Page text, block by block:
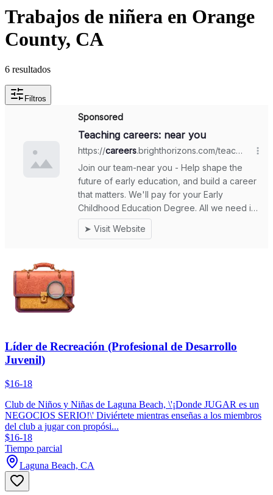
Trabajos de niñera en Orange
County, CA
6 resultados
Filtros
Líder de Recreación (Profesional de Desarrollo
Juvenil)
$16-18
Club de Niños y Niñas de Laguna Beach, \'¡Donde JUGAR es un
NEGOCIOS SERIO!\' Diviértete mientras enseñas a los miembros
del club a jugar con propósi...
$16-18
Tiempo parcial
Laguna Beach, CA